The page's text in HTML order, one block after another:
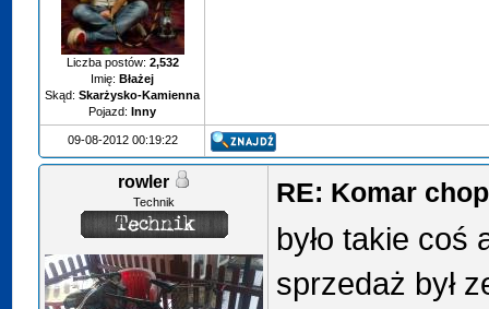
Liczba postów: 2,532
Imię: Błażej
Skąd: Skarżysko-Kamienna
Pojazd: Inny
09-08-2012 00:19:22
rowler
Technik RE: Komar
było takie coś
sprzedaż był